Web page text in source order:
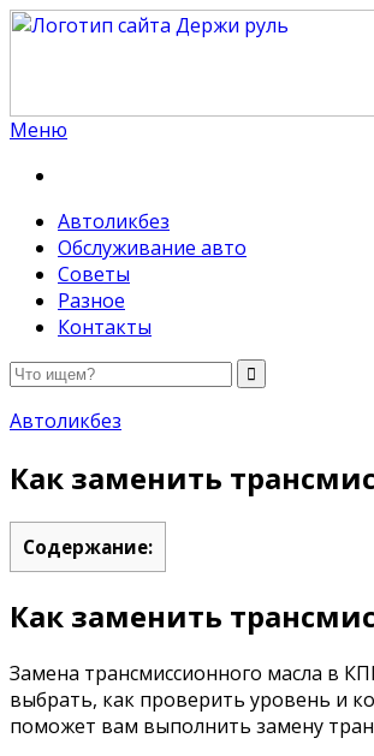
Меню
Автоликбез
Обслуживание авто
Советы
Разное
Контакты
Автоликбез
Как заменить
Содержание:
Как заменить
Замена трансмиссионного масла в
выбрать, как проверить уровень и
поможет вам выполнить замену